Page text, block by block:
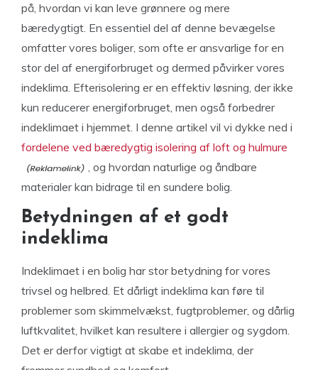
på, hvordan vi kan leve grønnere og mere
bæredygtigt. En essentiel del af denne bevægelse
omfatter vores boliger, som ofte er ansvarlige for en
stor del af energiforbruget og dermed påvirker vores
indeklima. Efterisolering er en effektiv løsning, der ikke
kun reducerer energiforbruget, men også forbedrer
indeklimaet i hjemmet. I denne artikel vil vi dykke ned i
fordelene ved bæredygtig isolering af loft og hulmure
, og hvordan naturlige og åndbare
materialer kan bidrage til en sundere bolig.
Betydningen af et godt
indeklima
Indeklimaet i en bolig har stor betydning for vores
trivsel og helbred. Et dårligt indeklima kan føre til
problemer som skimmelvækst, fugtproblemer, og dårlig
luftkvalitet, hvilket kan resultere i allergier og sygdom.
Det er derfor vigtigt at skabe et indeklima, der